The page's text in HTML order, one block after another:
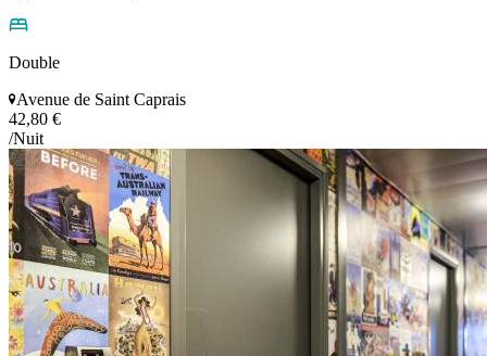
Double
Avenue de Saint Caprais
42,80 €
/Nuit